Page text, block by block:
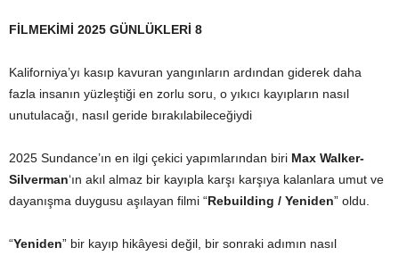
FİLMEKİMİ 2025 GÜNLÜKLERİ 8
Kaliforniya’yı kasıp kavuran yangınların ardından giderek daha
fazla insanın yüzleştiği en zorlu soru, o yıkıcı kayıpların nasıl
unutulacağı, nasıl geride bırakılabileceğiydi
2025 Sundance’ın en ilgi çekici yapımlarından biri Max Walker-
Silverman‘ın akıl almaz bir kayıpla karşı karşıya kalanlara umut ve
dayanışma duygusu aşılayan filmi “Rebuilding / Yeniden” oldu.
“Yeniden” bir kayıp hikâyesi değil, bir sonraki adımın nasıl